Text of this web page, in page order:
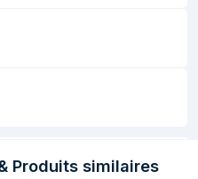
Produits similaires